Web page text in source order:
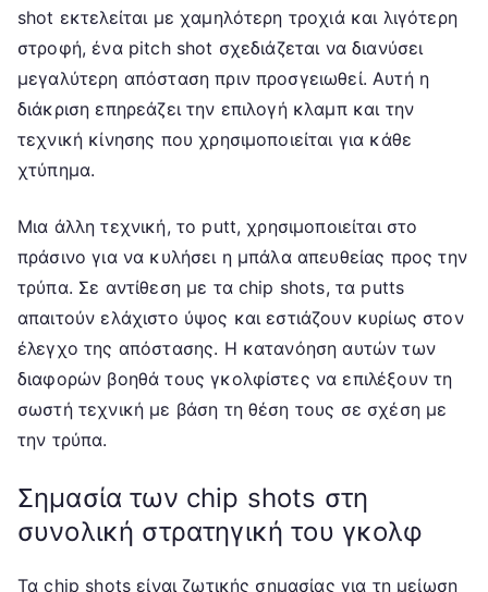
shot εκτελείται με χαμηλότερη τροχιά και λιγότερη
στροφή, ένα pitch shot σχεδιάζεται να διανύσει
μεγαλύτερη απόσταση πριν προσγειωθεί. Αυτή η
διάκριση επηρεάζει την επιλογή κλαμπ και την
τεχνική κίνησης που χρησιμοποιείται για κάθε
χτύπημα.
Μια άλλη τεχνική, το putt, χρησιμοποιείται στο
πράσινο για να κυλήσει η μπάλα απευθείας προς την
τρύπα. Σε αντίθεση με τα chip shots, τα putts
απαιτούν ελάχιστο ύψος και εστιάζουν κυρίως στον
έλεγχο της απόστασης. Η κατανόηση αυτών των
διαφορών βοηθά τους γκολφίστες να επιλέξουν τη
σωστή τεχνική με βάση τη θέση τους σε σχέση με
την τρύπα.
Σημασία των chip shots στη
συνολική στρατηγική του γκολφ
Τα chip shots είναι ζωτικής σημασίας για τη μείωση